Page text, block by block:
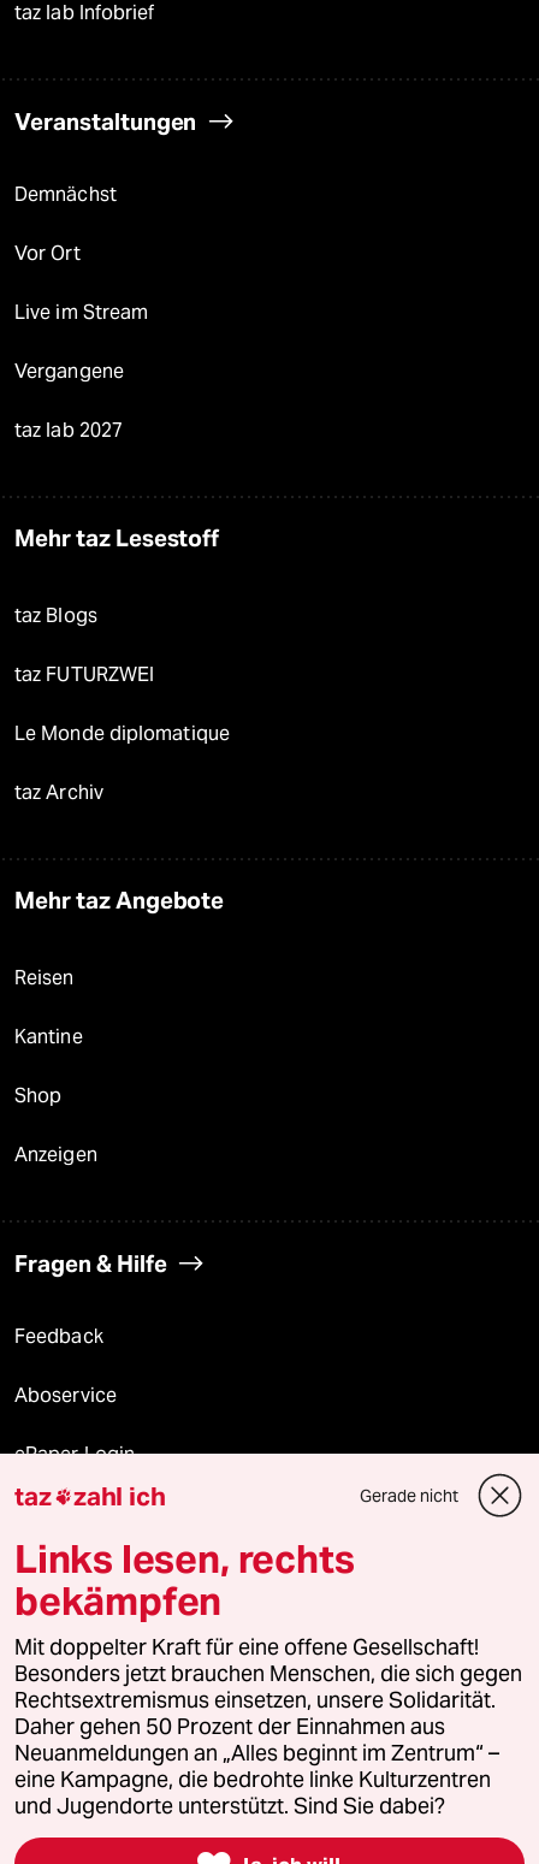
taz lab Infobrief
Veranstaltungen
Demnächst
Vor Ort
Live im Stream
Vergangene
taz lab 2027
Mehr taz Lesestoff
taz Blogs
taz FUTURZWEI
Le Monde diplomatique
taz Archiv
Mehr taz Angebote
Reisen
Kantine
Shop
Anzeigen
Fragen & Hilfe
Feedback
Aboservice
ePaper Login
Downloads für Abonnierende
© 2026 taz Verlags und Vertriebs GmbH
Alle Rechte vorbehalten. Bei rechtlichen Fragen oder für Genehmigungen
wenden Sie sich bitte an
lizenzen@taz.de
Feedback Redaktionsstatut Kommune-Richtlinien
Leitlinie Informant Datenschutz Impressum AGB
Seitenwende Einwilligungen widerrufen (Ads)
taz zahl ich Gerade nicht
Links lesen, rechts
bekämpfen
Mit doppelter Kraft für eine offene Gesellschaft!
Besonders jetzt brauchen Menschen, die sich gegen
Rechtsextremismus einsetzen, unsere Solidarität.
Daher gehen 50 Prozent der Einnahmen aus
Neuanmeldungen an „Alles beginnt im Zentrum“ –
eine Kampagne, die bedrohte linke Kulturzentren
und Jugendorte unterstützt. Sind Sie dabei?